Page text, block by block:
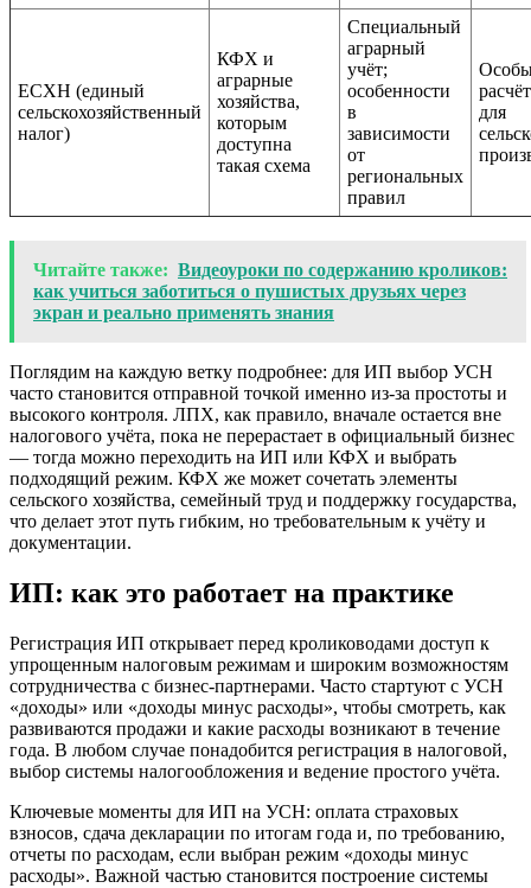
ЕСХН (единый
сельскохозяйственный
налог)
КФХ и
аграрные
хозяйства,
которым
доступна
такая схема
Специальный
аграрный
учёт;
особенности
в
зависимости
от
региональных
правил
для
Читайте также: Видеоуроки по содержанию кроликов:
как учиться заботиться о пушистых друзьях через
экран и реально применять знания
Поглядим на каждую ветку подробнее: для ИП выбор УСН
часто становится отправной точкой именно из-за простоты и
высокого контроля. ЛПХ, как правило, вначале остается вне
налогового учёта, пока не перерастает в официальный бизнес
— тогда можно переходить на ИП или КФХ и выбрать
подходящий режим. КФХ же может сочетать элементы
сельского хозяйства, семейный труд и поддержку государства,
что делает этот путь гибким, но требовательным к учёту и
документации.
ИП: как это работает на практике
Регистрация ИП открывает перед кролиководами доступ к
упрощенным налоговым режимам и широким возможностям
сотрудничества с бизнес-партнерами. Часто стартуют с УСН
«доходы» или «доходы минус расходы», чтобы смотреть, как
развиваются продажи и какие расходы возникают в течение
года. В любом случае понадобится регистрация в налоговой,
выбор системы налогообложения и ведение простого учёта.
Ключевые моменты для ИП на УСН: оплата страховых
взносов, сдача декларации по итогам года и, по требованию,
отчеты по расходам, если выбран режим «доходы минус
расходы». Важной частью становится построение системы